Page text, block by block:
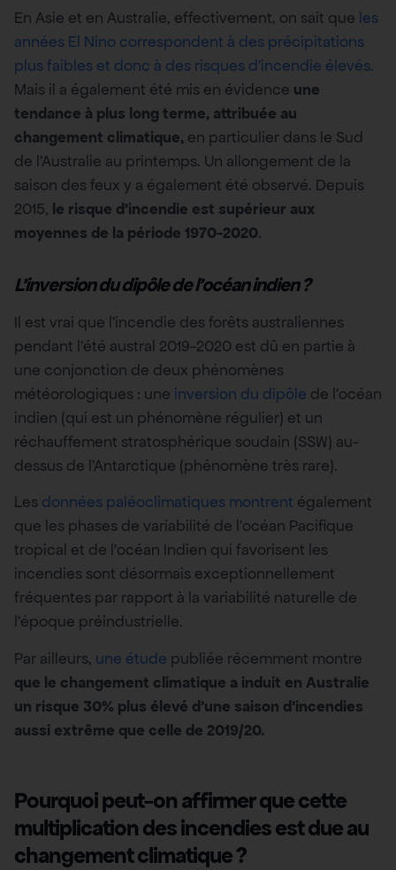
En Asie et en Australie, effectivement, on sait que les
années El Nino correspondent à des précipitations
plus faibles et donc à des risques d’incendie élevés.
Mais il a également été mis en évidence une
tendance à plus long terme, attribuée au
changement climatique, en particulier dans le Sud
de l’Australie au printemps. Un allongement de la
saison des feux y a également été observé. Depuis
2015, le risque d’incendie est supérieur aux
moyennes de la période 1970-2020.
L’inversion du dipôle de l’océan indien ?
Il est vrai que l’incendie des forêts australiennes
pendant l’été austral 2019-2020 est dû en partie à
une conjonction de deux phénomènes
météorologiques : une inversion du dipôle de l’océan
indien (qui est un phénomène régulier) et un
réchauffement stratosphérique soudain (SSW) au-
dessus de l’Antarctique (phénomène très rare).
Les données paléoclimatiques montrent également
que les phases de variabilité de l’océan Pacifique
tropical et de l’océan Indien qui favorisent les
incendies sont désormais exceptionnellement
fréquentes par rapport à la variabilité naturelle de
l’époque préindustrielle.
Par ailleurs, une étude publiée récemment montre
que le changement climatique a induit en Australie
un risque 30% plus élevé d’une saison d’incendies
aussi extrême que celle de 2019/20.
Pourquoi peut-on affirmer que cette
multiplication des incendies est due au
changement climatique ?